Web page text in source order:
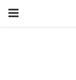
PRIMARY